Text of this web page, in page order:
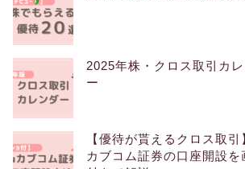
2025年株・クロス取引カ
ー
【優待が貰えるクロス取引
カブコム証券の口座開設を